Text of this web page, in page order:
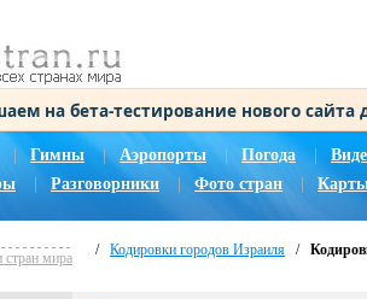
на бета-тестирование нового
Гимны | Аэропорты Погода |
Разговорники Фото стран
стран мира
/ Кодировки городов Израиля /